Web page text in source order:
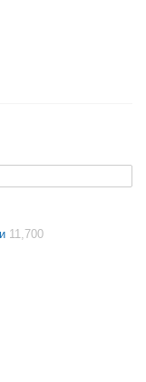
11,700